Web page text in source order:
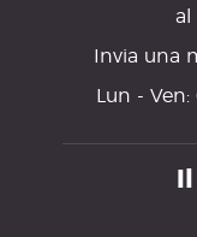
al
Invia una
Lun -